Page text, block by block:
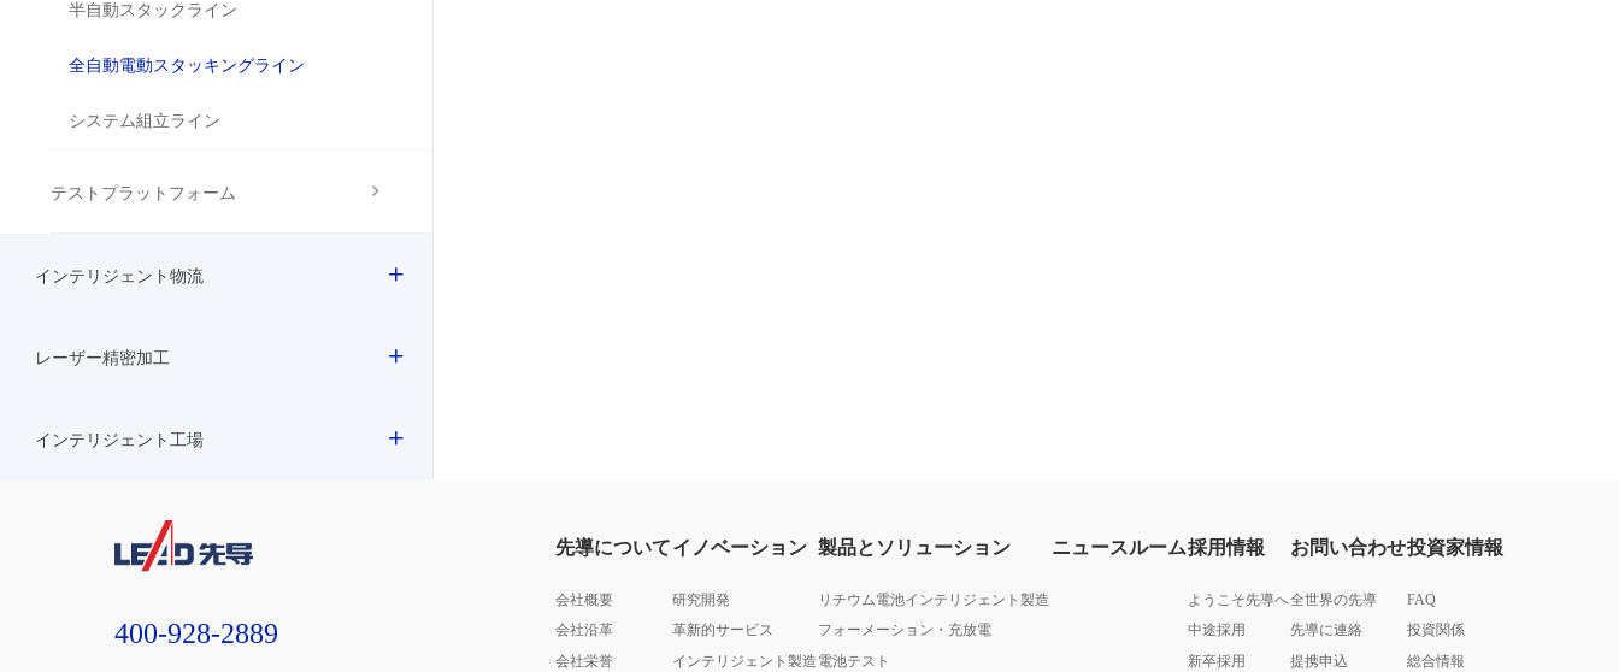
半自動スタックライン
全自動電動スタッキングライン
システム組立ライン
テストプラットフォーム
インテリジェント物流
レーザー精密加工
インテリジェント工場
400-928-2889
先導について
会社概要
会社沿革
会社栄誉
イノベーション
研究開発
革新的サービス
インテリジェント製造
製品とソリューション
リチウム電池インテリジェント製造
フォーメーション・充放電
電池テスト
ニュースルーム採用情報
ようこそ先導へ
中途採用
新卒採用
お問い合わせ
全世界の先導
先導に連絡
提携申込
投資家情報
FAQ
投資関係
総合情報